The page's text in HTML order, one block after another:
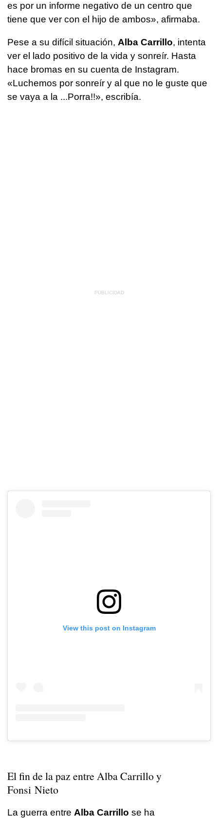
es por un informe negativo de un centro que
tiene que ver con el hijo de ambos», afirmaba.
Pese a su difícil situación, Alba Carrillo, intenta
ver el lado positivo de la vida y sonreír. Hasta
hace bromas en su cuenta de Instagram.
«Luchemos por sonreír y al que no le guste que
se vaya a la ...Porra!!», escribía.
View this post on Instagram
El fin de la paz entre Alba Carrillo y
Fonsi Nieto
La guerra entre Alba Carrillo se ha